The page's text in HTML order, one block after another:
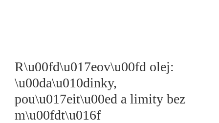
R\u00fd\u017eov\u00fd olej:
\u00da\u010dinky,
pou\u017eit\u00ed a limity bez
m\u00fdt\u016f